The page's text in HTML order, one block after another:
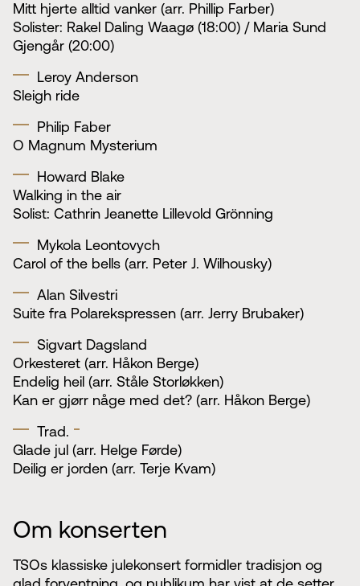
Mitt hjerte alltid vanker (arr. Phillip Farber)
Solister: Rakel Daling Waagø (18:00) / Maria Sund
Gjengår (20:00)
Leroy Anderson
Sleigh ride
Philip Faber
O Magnum Mysterium
Howard Blake
Walking in the air
Solist: Cathrin Jeanette Lillevold Grönning
Mykola Leontovych
Carol of the bells (arr. Peter J. Wilhousky)
Alan Silvestri
Suite fra Polarekspressen (arr. Jerry Brubaker)
Sigvart Dagsland
Orkesteret (arr. Håkon Berge)
Endelig heil (arr. Ståle Storløkken)
Kan er gjørr någe med det? (arr. Håkon Berge)
Trad.
Glade jul (arr. Helge Førde)
Deilig er jorden (arr. Terje Kvam)
Om konserten
TSOs klassiske julekonsert formidler tradisjon og